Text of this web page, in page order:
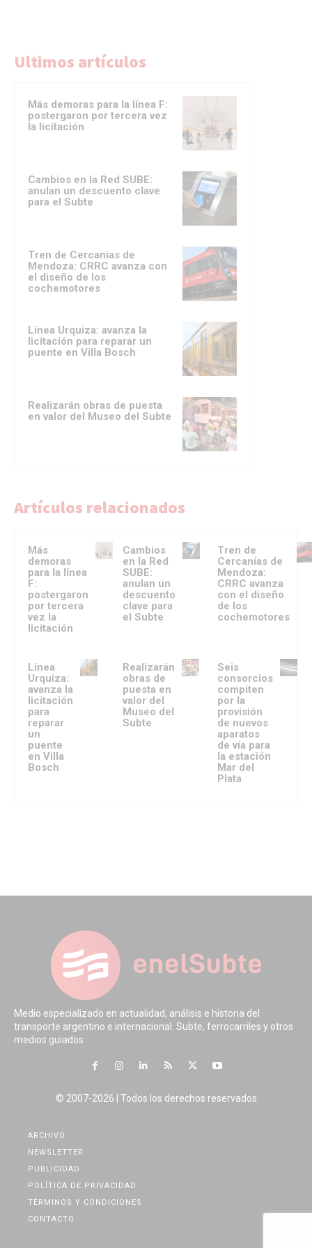
Ultimos artículos
Más demoras para la línea F:
postergaron por tercera vez
la licitación
Cambios en la Red SUBE:
anulan un descuento clave
para el Subte
Tren de Cercanías de
Mendoza: CRRC avanza con
el diseño de los
cochemotores
Línea Urquiza: avanza la
licitación para reparar un
puente en Villa Bosch
Realizarán obras de puesta
en valor del Museo del Subte
Artículos relacionados
Más
demoras
para la línea
F:
postergaron
por tercera
vez la
licitación
Cambios
en la Red
SUBE:
anulan un
descuento
clave para
el Subte
Tren de
Cercanías de
Mendoza:
CRRC avanza
con el diseño
de los
cochemotores
Línea
Urquiza:
avanza la
licitación
para
reparar
un
puente
en Villa
Bosch
Realizarán
obras de
puesta en
valor del
Museo del
Subte
Seis
consorcios
compiten
por la
provisión
de nuevos
aparatos
de vía para
la estación
Mar del
Plata
Medio especializado en actualidad, análisis e historia del
transporte argentino e internacional. Subte, ferrocarriles y otros
medios guiados.
© 2007-2026 | Todos los derechos reservados
ARCHIVO
NEWSLETTER
PUBLICIDAD
POLÍTICA DE PRIVACIDAD
TÉRMINOS Y CONDICIONES
CONTACTO